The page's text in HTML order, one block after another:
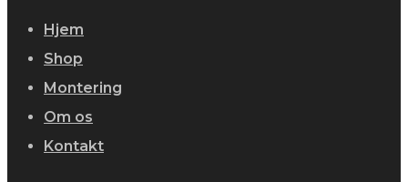
Hjem
Shop
Montering
Om os
Kontakt